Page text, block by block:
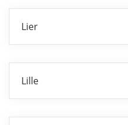
Lier
Lille